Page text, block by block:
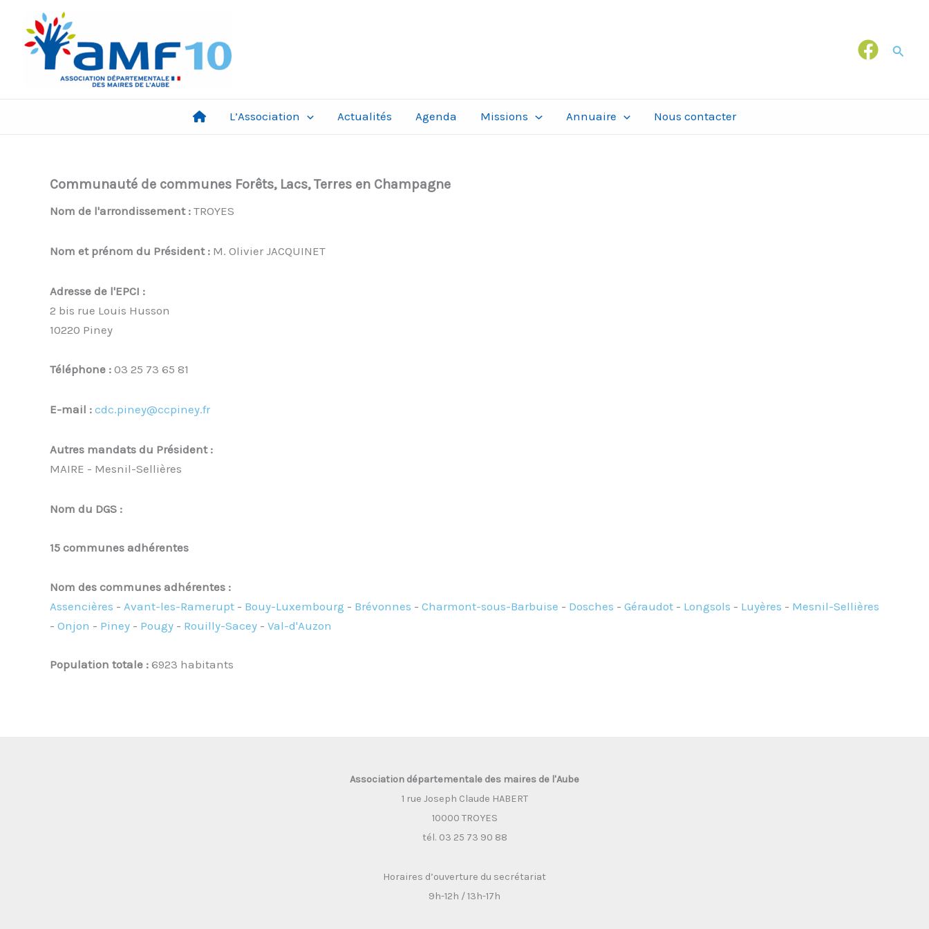
contenu
L’Association Actualités Agenda Missions Annuaire Nous contacter
Communauté de communes Forêts, Lacs, Terres en Champagne
Nom de l'arrondissement : TROYES
Nom et prénom du Président : M. Olivier JACQUINET
Adresse de l'EPCI :
2 bis rue Louis Husson
10220 Piney
Téléphone : 03 25 73 65 81
E-mail : cdc.piney@ccpiney.fr
Autres mandats du Président :
MAIRE - Mesnil-Sellières
Nom du DGS :
15 communes adhérentes
Nom des communes adhérentes :
Assencières - Avant-les-Ramerupt - Bouy-Luxembourg - Brévonnes - Charmont-sous-Barbuise - Dosches - Géraudot - Longsols - Luyères - Mesnil-Sellières
- Onjon - Piney - Pougy - Rouilly-Sacey - Val-d'Auzon
Population totale : 6923 habitants
Association départementale des maires de l'Aube
1 rue Joseph Claude HABERT
10000 TROYES
tél. 03 25 73 90 88
Horaires d’ouverture du secrétariat
9h-12h / 13h-17h